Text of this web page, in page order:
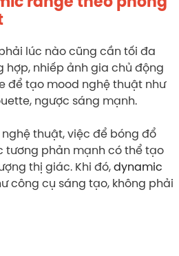
lúc nào cũng cần tối đa
hợp, nhiếp ảnh gia chủ động
để tạo mood nghệ thuật như
ngược sáng mạnh.
thuật, việc để bóng đổ
tương phản mạnh có thể tạo
thị giác. Khi đó,dynamic
công cụ sáng tạo, không phải